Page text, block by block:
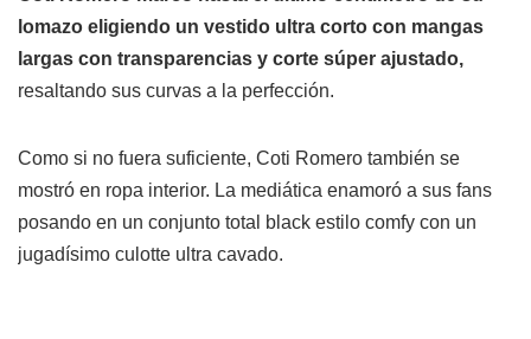
lomazo eligiendo un vestido ultra corto con mangas
largas con transparencias y corte súper ajustado,
resaltando sus curvas a la perfección.
Como si no fuera suficiente, Coti Romero también se
mostró en ropa interior. La mediática enamoró a sus fans
posando en un conjunto total black estilo comfy con un
jugadísimo culotte ultra cavado.